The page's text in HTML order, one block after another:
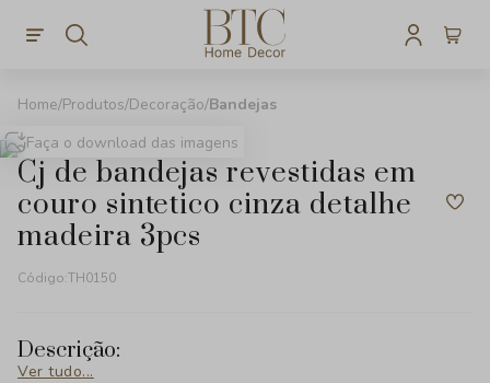
Produtos Decoração Bandejas
Faça o download das imagens
cj de bandejas revestidas em
couro sintetico cinza detalhe
madeira 3pcs
Código:TH0150
Descrição:
Ver tudo...